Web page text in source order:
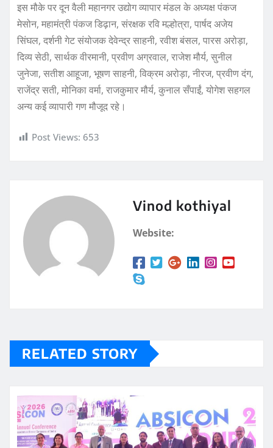
इस मौके पर दून वैली महानगर उद्योग व्यापार मंडल के अध्यक्ष पंकज
मेसोन, महामंत्री पंकज डिढ़ान, संरक्षक रवि मल्होत्रा, पार्षद अजेय
सिंघल, दर्शनी गेट संयोजक देवेन्द्र साहनी, रवीश बंसल, पारस अरोड़ा,
दिव्य सेठी, सार्थक वीरमानी, प्रवीण अग्रवाल, राजेश मौर्य, सुनील
जुनेजा, सतीश आहूजा, भूषण साहनी, विक्रम अरोड़ा, नीरज, प्रवीण दंग,
राजेंद्र सती, मोनिका वर्मा, राजकुमार मौर्य, कुनाल सँपाईं, योगेश सहगल
अन्य कई व्यापारी गण मौजूद रहे।
Post Views: 653
Vinod kothiyal
Website:
RELATED STORY